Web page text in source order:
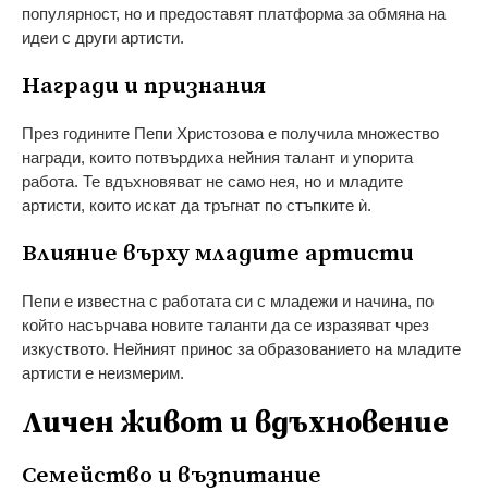
популярност, но и предоставят платформа за обмяна на
идеи с други артисти.
Награди и признания
През годините Пепи Христозова е получила множество
награди, които потвърдиха нейния талант и упорита
работа. Те вдъхновяват не само нея, но и младите
артисти, които искат да тръгнат по стъпките ѝ.
Влияние върху младите артисти
Пепи е известна с работата си с младежи и начина, по
който насърчава новите таланти да се изразяват чрез
изкуството. Нейният принос за образованието на младите
артисти е неизмерим.
Личен живот и вдъхновение
Семейство и възпитание